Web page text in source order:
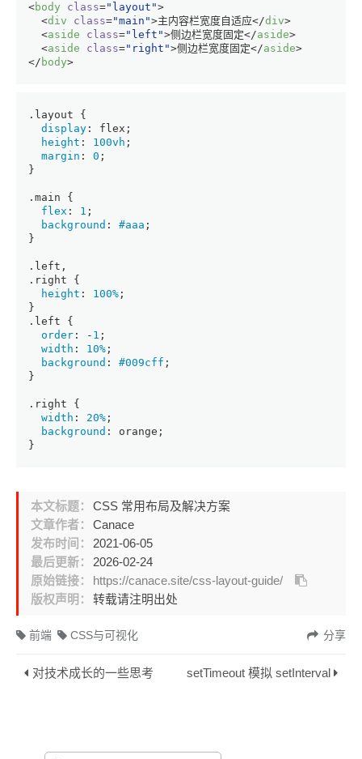
<body class="layout">
<div class="main">主内容栏宽度自适应</div>
<aside class="left">侧边栏宽度固定</aside>
<aside class="right">侧边栏宽度固定</aside>
</ body>
.layout {
display : flex;
height : 100vh ;
margin : 0 ;
}
.main {
flex : 1 ;
background : #aaa ;
}
.left ,
.right {
height : 100% ;
}
.left {
order : - 1 ;
width : 10% ;
background : #009cff ;
}
.right {
width : 20% ;
background : orange;
}
本文标题：
CSS 常用布局及解决方案
文章作者：
Canace
发布时间：
2021-06-05
最后更新：
2026-02-24
原始链接：
https://canace.site/css-layout-guide/
版权声明：
转载请注明出处
分享
前端 CSS与可视化
对技术成长的一些思考 setTimeout 模拟 setInterval